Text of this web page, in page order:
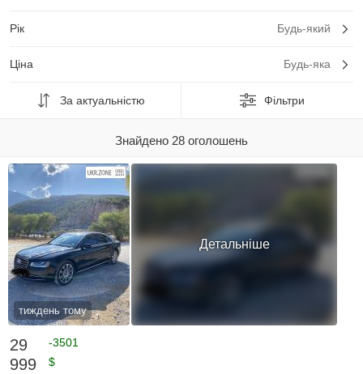
Рік Будь-який
Ціна Будь-яка
За актуальністю Фільтри
Знайдено 28 оголошень
тиждень тому
Детальніше
29
999
-3501
$